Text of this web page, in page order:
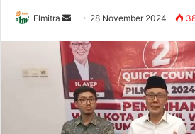
Elmitra
Send
email
28 November 2024